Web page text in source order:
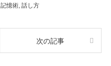
記憶術 話し方
次の記事